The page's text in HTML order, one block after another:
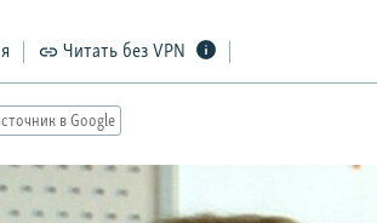
Читать без VPN
в Google